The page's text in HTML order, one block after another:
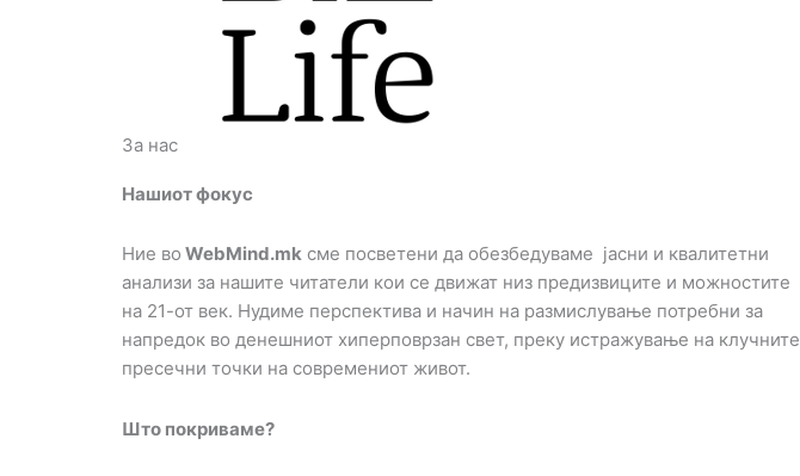
За нас
Нашиот фокус
Ние во WebMind.mk сме посветени да обезбедуваме јасни и квалитетни
анализи за нашите читатели кои се движат низ предизвиците и можностите
на 21-от век. Нудиме перспектива и начин на размислување потребни за
напредок во денешниот хиперповрзан свет, преку истражување на клучните
пресечни точки на современиот живот.
Што покриваме?